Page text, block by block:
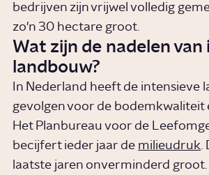
bedrijven zijn vrijwel volledig
zo'n 30 hectare groot.
Wat zijn de nadelen
landbouw?
In Nederland heeft de intensieve
gevolgen voor de bodemkwaliteit
Het Planbureau voor de
becijfert ieder jaar de milieudruk.
laatste jaren onverminderd